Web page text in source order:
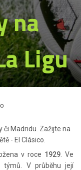
na
Ligu
či Madridu. Zažijte na
- El Clásico.
v roce 1929 . Ve
týmů. V průběhu její